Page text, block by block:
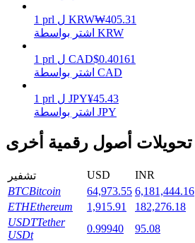
التوقيع المساحي
عوائد عالية والوصول الفوري
1 prl ل KRW₩405.31
اشتر بواسطة KRW
1 prl ل CAD$0.40161
اشتر بواسطة CAD
1 prl ل JPY¥45.43
اشتر بواسطة JPY
تحويلات أصول رقمية أخرى
تشفير USD INR
BTCBitcoin 64,973.55 6,181,444.16
ETHEthereum 1,915.91 182,276.18
USDTTether
USDt
0.99940 95.08